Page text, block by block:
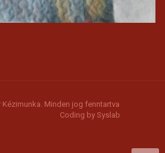
Kézimunka. Minden jog fenntartva
Coding by Syslab